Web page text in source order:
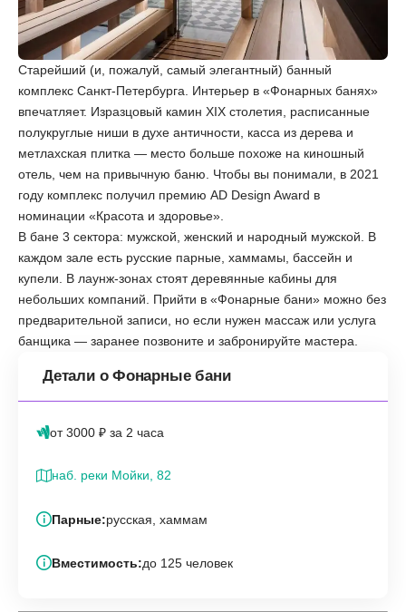
Старейший (и, пожалуй, самый элегантный) банный
комплекс Санкт-Петербурга. Интерьер в «‎Фонарных банях»
впечатляет. Изразцовый камин XIX столетия, расписанные
полукруглые ниши в духе античности, касса из дерева и
метлахская плитка — место больше похоже на киношный
отель, чем на привычную баню. Чтобы вы понимали, в 2021
году комплекс получил премию AD Design Award в
номинации «Красота и здоровье».
В бане 3 сектора: мужской, женский и народный мужской. В
каждом зале есть русские парные, хаммамы, бассейн и
купели. В лаунж-зонах стоят деревянные кабины для
небольших компаний. Прийти в «‎Фонарные бани» можно без
предварительной записи, но если нужен массаж или услуга
банщика — заранее позвоните и забронируйте мастера.
Детали о Фонарные бани
от 3000 ₽ за 2 часа
наб. реки Мойки, 82
Парные:русская, хаммам
Вместимость:до 125 человек